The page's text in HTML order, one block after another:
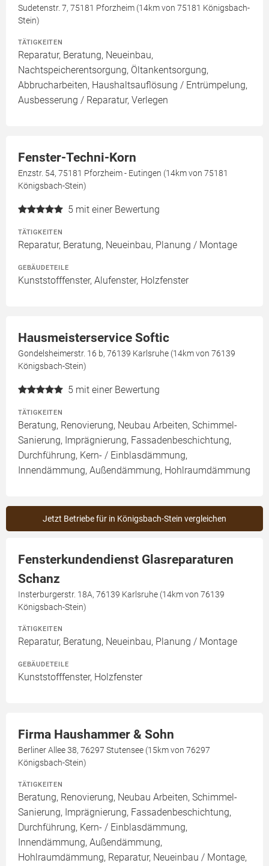
Sudetenstr. 7, 75181 Pforzheim (14km von 75181 Königsbach-
Stein)
TÄTIGKEITEN
Reparatur, Beratung, Neueinbau,
Nachtspeicherentsorgung, Öltankentsorgung,
Abbrucharbeiten, Haushaltsauflösung / Entrümpelung,
Ausbesserung / Reparatur, Verlegen
Fenster-Techni-Korn
Enzstr. 54, 75181 Pforzheim - Eutingen (14km von 75181
Königsbach-Stein)
5 mit einer Bewertung
TÄTIGKEITEN
Reparatur, Beratung, Neueinbau, Planung / Montage
GEBÄUDETEILE
Kunststofffenster, Alufenster, Holzfenster
Hausmeisterservice Softic
Gondelsheimerstr. 16 b, 76139 Karlsruhe (14km von 76139
Königsbach-Stein)
5 mit einer Bewertung
TÄTIGKEITEN
Beratung, Renovierung, Neubau Arbeiten, Schimmel-
Sanierung, Imprägnierung, Fassadenbeschichtung,
Durchführung, Kern- / Einblasdämmung,
Innendämmung, Außendämmung, Hohlraumdämmung
Jetzt Betriebe für in Königsbach-Stein vergleichen
Fensterkundendienst Glasreparaturen
Schanz
Insterburgerstr. 18A, 76139 Karlsruhe (14km von 76139
Königsbach-Stein)
TÄTIGKEITEN
Reparatur, Beratung, Neueinbau, Planung / Montage
GEBÄUDETEILE
Kunststofffenster, Holzfenster
Firma Haushammer & Sohn
Berliner Allee 38, 76297 Stutensee (15km von 76297
Königsbach-Stein)
TÄTIGKEITEN
Beratung, Renovierung, Neubau Arbeiten, Schimmel-
Sanierung, Imprägnierung, Fassadenbeschichtung,
Durchführung, Kern- / Einblasdämmung,
Innendämmung, Außendämmung,
Hohlraumdämmung, Reparatur, Neueinbau / Montage,